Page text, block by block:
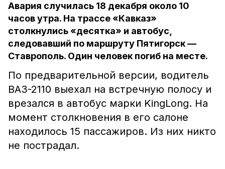
Авария случилась 18 декабря около 10
часов утра. На трассе «Кавказ»
столкнулись «десятка» и автобус,
следовавший по маршруту Пятигорск —
Ставрополь. Один человек погиб на месте.
По предварительной версии, водитель
ВАЗ-2110 выехал на встречную полосу и
врезался в автобус марки KingLong. На
момент столкновения в его салоне
находилось 15 пассажиров. Из них никто
не пострадал.